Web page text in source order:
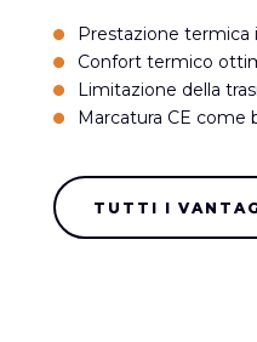
Prestazione termica
Confort termico
Limitazione della
Marcatura CE come
TUTTI I